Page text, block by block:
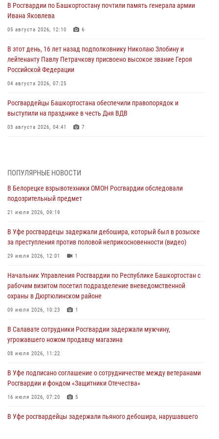
В Росгвардии по Башкортостану почтили память генерала армии
Ивана Яковлева
05 августа 2026, 12:10 6
В этот день, 16 лет назад подполковнику Николаю Злобину и
лейтенанту Павлу Петрачкову присвоено высокое звание Героя
Российской Федерации
04 августа 2026, 07:25
Росгвардейцы Башкортостана обеспечили правопорядок и
выступили на празднике в честь Дня ВДВ
03 августа 2026, 04:41 7
03 августа 2026, 04:30 8
В Башкирии росгвардейцы провели волейбольный турнир на
открытом воздухе
03 августа 2026, 04:29
В Уфе росгвардейцы по горячим следам задержали
подозреваемого в открытом хищении из аптеки (видео)
03 августа 2026, 04:15
Начальник отделения учёта и комплектования Росгвардии
Башкортостана ответил на вопросы граждан
30 июля 2026, 12:54
за преступления против половой неприкосновенности (видео)
29 июля 2026, 12:01
ПОПУЛЯРНЫЕ НОВОСТИ
В Белорецке взрывотехники ОМОН Росгвардии обследовали
подозрительный предмет
21 июля 2026, 09:19
В Уфе росгвардецы задержали дебошира, который был в розыске
за преступления против половой неприкосновенности (видео)
29 июля 2026, 12:01 1
Начальник Управления Росгвардии по Республике Башкортостан с
рабочим визитом посетил подразделение вневедомственной
охраны в Дюртюлинском районе
09 июля 2026, 10:23 1
В Салавате сотрудники Росгвардии задержали мужчину,
угрожавшего ножом продавцу магазина
08 июля 2026, 11:22
В Уфе подписано соглашение о сотрудничестве между ветеранами
Росгвардии и фондом «Защитники Отечества»
16 июля 2026, 07:20 5
В Уфе росгвардейцы задержали пьяного дебошира, нарушавшего